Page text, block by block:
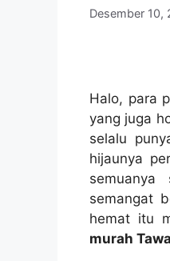
Desember 10,
Halo, para
yang juga
selalu
hijaunya
semuanya
semangat
hemat itu
murah